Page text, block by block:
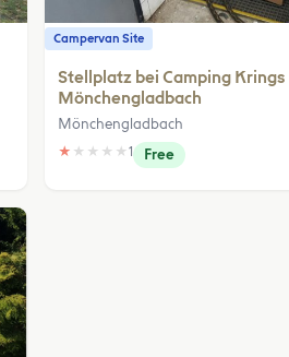
Campervan Site
Stellplatz bei Camping Krings
Mönchengladbach
Mönchengladbach
★ ★ ★ ★ ★ 1 Free